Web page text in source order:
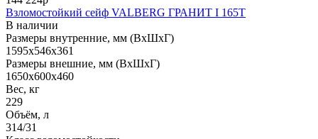
Взломостойкий сейф VALBERG ГРАНИТ I 165T
В наличии
Размеры внутренние, мм (ВхШхГ)
1595x546x361
Размеры внешние, мм (ВхШхГ)
1650x600x460
Вес, кг
229
Объём, л
314/31